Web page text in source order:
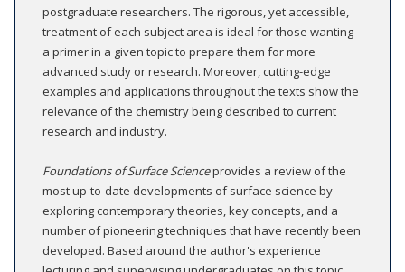
postgraduate researchers. The rigorous, yet accessible,
treatment of each subject area is ideal for those wanting
a primer in a given topic to prepare them for more
advanced study or research. Moreover, cutting-edge
examples and applications throughout the texts show the
relevance of the chemistry being described to current
research and industry.
Foundations of Surface Scienceprovides a review of the
most up-to-date developments of surface science by
exploring contemporary theories, key concepts, and a
number of pioneering techniques that have recently been
developed. Based around the author's experience